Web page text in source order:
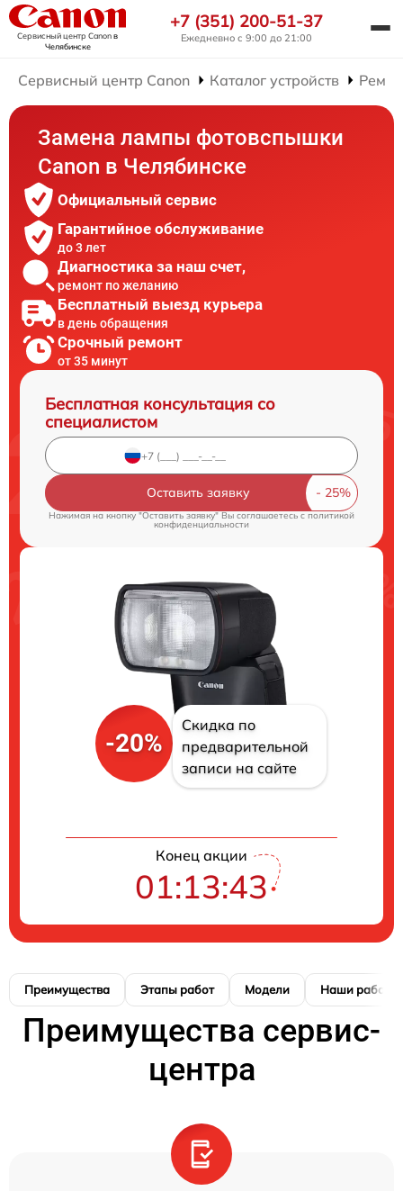
Сервисный центр Canonв
Челябинске
+7 (351) 200-51-37
Ежедневно с 9:00 до 21:00
Сервисный центр Canon Каталог устройств
Замена лампы фотовспышки
Canon в Челябинске
Официальный сервис
Гарантийное обслуживание
до 3 лет
Диагностика за наш счет,
ремонт по желанию
Бесплатный выезд курьера
в день обращения
Срочный ремонт
от 35 минут
Бесплатная консультация со
специалистом
Оставить заявку
Нажимая на кнопку "Оставить заявку" Вы соглашаетесь cполитикой
конфиденциальности
-20%
Скидка по
предварительной
записи на сайте
Конец акции
01:13:42
Преимущества Этапы работ Модели Наши работы
Преимущества сервис-
центра